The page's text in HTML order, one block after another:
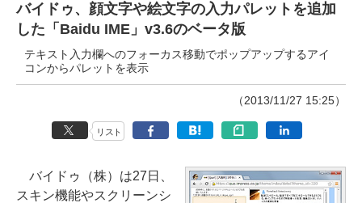
バイドゥ、顔文字や絵文字の入力パレットを追加
した「Baidu IME」v3.6のベータ版
テキスト入力欄へのフォーカス移動でポップアップするアイ
コンからパレットを表示
（2013/11/27 15:25）
リスト
バイドゥ（株）は27日、
スキン機能やスクリーンシ